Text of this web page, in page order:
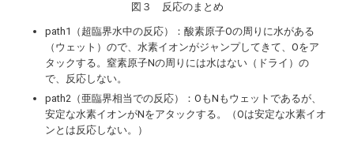
図３ 反応のまとめ
path1（超臨界水中の反応）：酸素原子Oの周りに水がある
（ウェット）ので、水素イオンがジャンプしてきて、Oをア
タックする。窒素原子Nの周りには水はない（ドライ）の
で、反応しない。
path2（亜臨界相当での反応）：OもNもウェットであるが、
安定な水素イオンがNをアタックする。（Oは安定な水素イオ
ンとは反応しない。）